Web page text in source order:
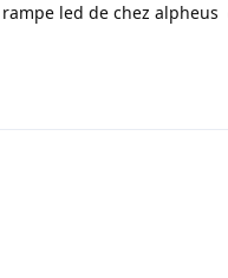
led de chez